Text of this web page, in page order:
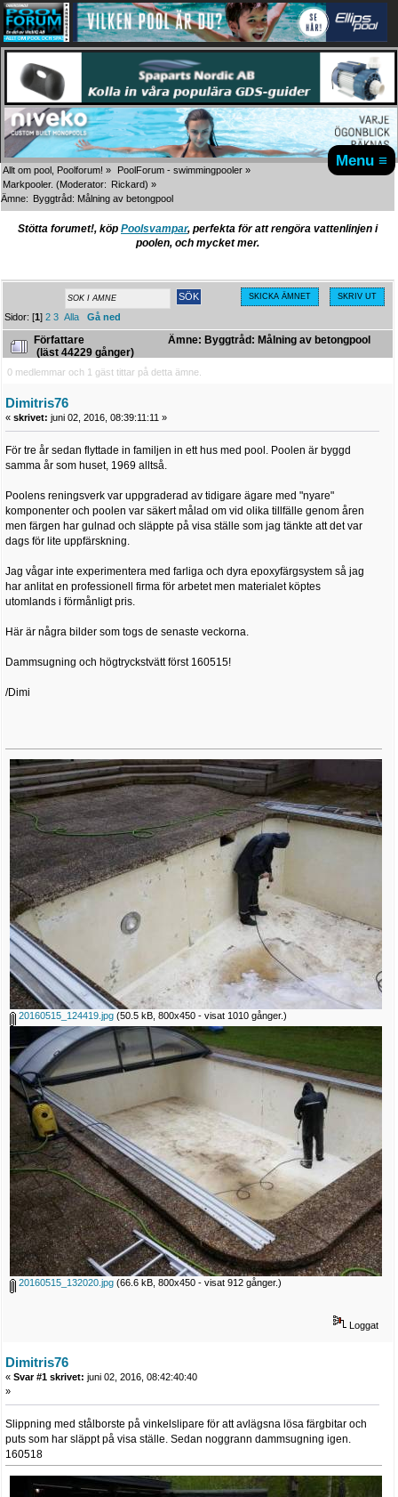
Menu ≡
Allt om pool, Poolforum! » PoolForum - swimmingpooler »
Markpooler. (Moderator: Rickard) »
Ämne: Byggtråd: Målning av betongpool
Stötta forumet!, köp Poolsvampar, perfekta för att rengöra vattenlinjen i
poolen, och mycket mer.
SKICKA ÄMNET SKRIV UT
Sidor: [1]2 3 Alla Gå ned
Författare
Ämne: Byggtråd: Målning av betongpool
(läst 44229 gånger)
0 medlemmar och 1 gäst tittar på detta ämne.
Dimitris76
« skrivet: juni 02, 2016, 08:39:11:11 »
För tre år sedan flyttade in familjen in ett hus med pool. Poolen är byggd
samma år som huset, 1969 alltså.
Poolens reningsverk var uppgraderad av tidigare ägare med "nyare"
komponenter och poolen var säkert målad om vid olika tillfälle genom åren
men färgen har gulnad och släppte på visa ställe som jag tänkte att det var
dags för lite uppfärskning.
Jag vågar inte experimentera med farliga och dyra epoxyfärgsystem så jag
har anlitat en professionell firma för arbetet men materialet köptes
utomlands i förmånligt pris.
Här är några bilder som togs de senaste veckorna.
Dammsugning och högtryckstvätt först 160515!
/Dimi
20160515_124419.jpg (50.5 kB, 800x450 - visat 1010 gånger.)
20160515_132020.jpg (66.6 kB, 800x450 - visat 912 gånger.)
Loggat
Dimitris76
« Svar #1 skrivet: juni 02, 2016, 08:42:40:40
»
Slippning med stålborste på vinkelslipare för att avlägsna lösa färgbitar och
puts som har släppt på visa ställe. Sedan noggrann dammsugning igen.
160518